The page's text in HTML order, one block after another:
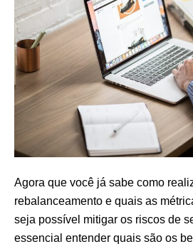
Agora que você já sabe como
rebalanceamento e quais as
seja possível mitigar os riscos de
essencial entender quais são os